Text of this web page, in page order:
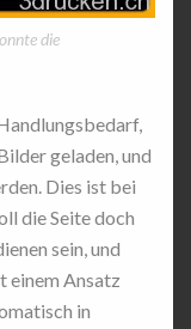
die
geladen, und
Dies ist bei
die Seite doch
sein, und
einem Ansatz
in